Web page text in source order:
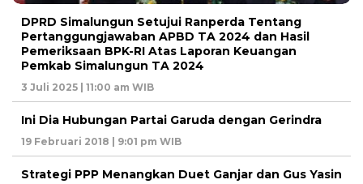
DPRD Simalungun Setujui Ranperda Tentang
Pertanggungjawaban APBD TA 2024 dan Hasil
Pemeriksaan BPK-RI Atas Laporan Keuangan
Pemkab Simalungun TA 2024
3 Juli 2025 | 11:00 am WIB
Ini Dia Hubungan Partai Garuda dengan Gerindra
19 Februari 2018 | 9:01 pm WIB
Strategi PPP Menangkan Duet Ganjar dan Gus Yasin